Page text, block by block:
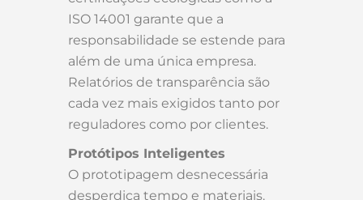
ISO 14001 garante que a
responsabilidade se estende para
além de uma única empresa.
Relatórios de transparência são
cada vez mais exigidos tanto por
reguladores como por clientes.
Protótipos Inteligentes
O prototipagem desnecessária
desperdiça tempo e materiais.